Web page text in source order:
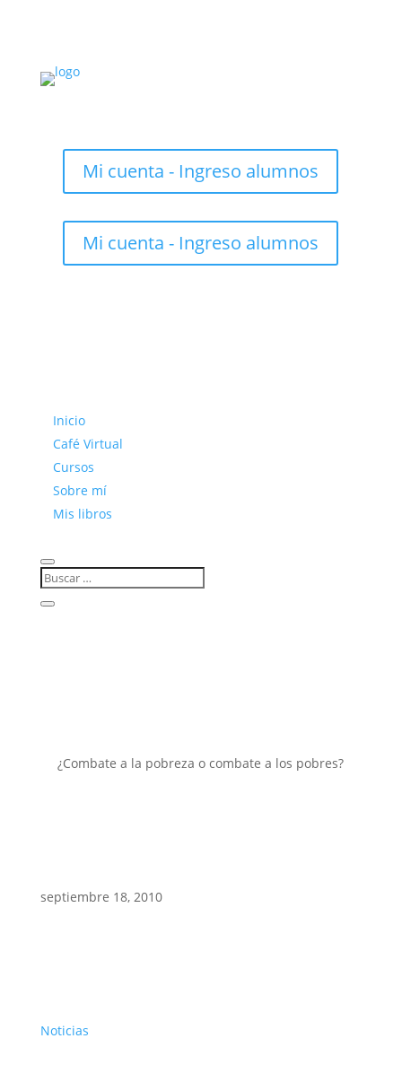
Mi cuenta - Ingreso alumnos
Mi cuenta - Ingreso alumnos
Inicio
Café Virtual
Cursos
Sobre mí
Mis libros
¿Combate a la pobreza o combate a los pobres?
septiembre 18, 2010
Noticias